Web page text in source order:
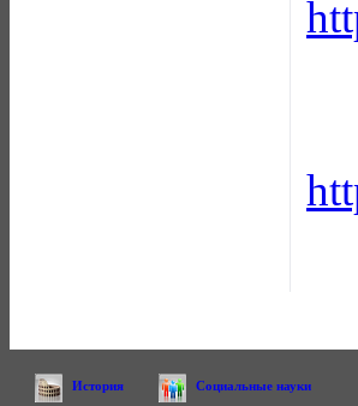
История Социальные науки